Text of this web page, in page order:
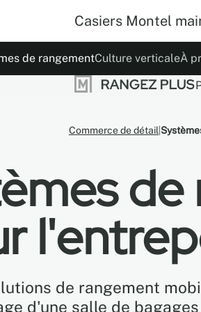
Casiers Montel
de rangementCulture verticaleÀ
Notre histoireLe conceptESG
Couleurs Modes d'opération
Commerce de détail
de rangement
d'une salle de